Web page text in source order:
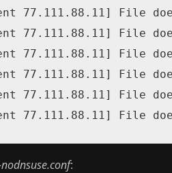
77.111.88.11] File
77.111.88.11] File
77.111.88.11] File
77.111.88.11] File
77.111.88.11] File
77.111.88.11] File
: